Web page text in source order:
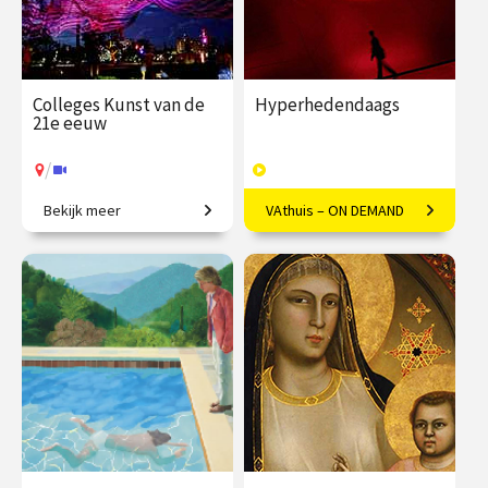
Colleges Kunst van de
21e eeuw
/
Van penseelstreek tot pixel
€ 345.00
vanaf 25
jan.
/ Op locatie of online
Bekijk meer
Hyperhedendaags
Kunst in de eenentwintigste
eeuw
€ 169.00
40
afleveringen
Speeltijd 12 uur
VAthuis
VAthuis – ON DEMAND